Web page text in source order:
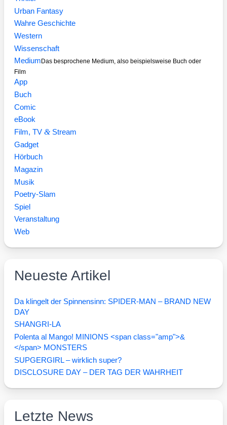
Urban Fantasy
Wahre Geschichte
Western
Wissenschaft
Medium Das besprochene Medium, also beispielsweise Buch oder
Film
App
Buch
Comic
eBook
Film, TV&Stream
Gadget
Hörbuch
Magazin
Musik
Poetry-Slam
Spiel
Veranstaltung
Web
Neueste Artikel
Da klingelt der Spinnensinn: SPIDER-MAN – BRAND NEW
DAY
SHANGRI-LA
Polenta al Mango! MINIONS <span class="amp">&
</span> MONSTERS
SUPGERGIRL – wirklich super?
DISCLOSURE DAY – DER TAG DER WAHRHEIT
Letzte News